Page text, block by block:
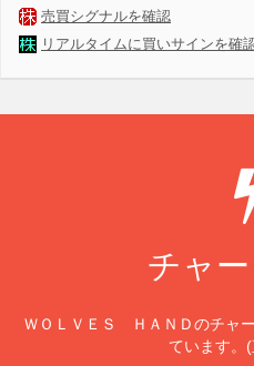
売買シグナルを確認
リアルタイムに買いサインを確
チャ
ＷＯＬＶＥＳ ＨＡＮＤのチャ
ています。